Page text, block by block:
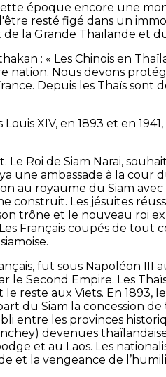
époque encore une
resté figé dans un
de la Grande Thaïlande et
: « Les Chinois en
Nous devons
Depuis les Thaïs sont
XIV, en 1893 et en
Le Roi de Siam Narai,
une ambassade à la
au royaume du Siam
Les jésuites
trône et le nouveau roi
Français coupés de
fut sous Napoléon
le Second Empire. Les
reste aux Viets. En 1893,
du Siam la concession
entre les provinces
devenues
et au Laos. Les
et la vengeance de